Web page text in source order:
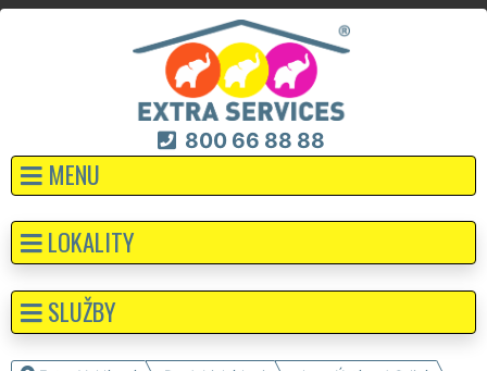
800 66 88 88
MENU
LOKALITY
SLUŽBY